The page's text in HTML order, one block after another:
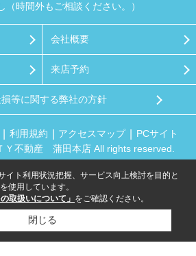
（時間外もご相談ください。）
会社概要
来店予約
等に関する弊社の方針
利用規約 アクセスマップ
PCサイト
Ｙ不動産 蒲田本店 All rights reserved.
イト利用状況把握、サービス向上検討を目的と
使用しています。
取扱いについて」 をご確認ください。
閉じる